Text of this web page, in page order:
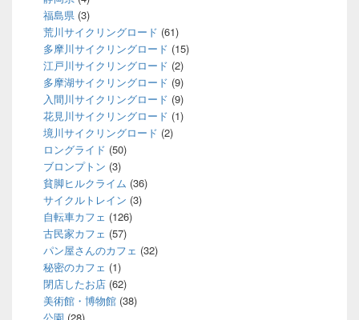
福島県 (3)
荒川サイクリングロード (61)
多摩川サイクリングロード (15)
江戸川サイクリングロード (2)
多摩湖サイクリングロード (9)
入間川サイクリングロード (9)
花見川サイクリングロード (1)
境川サイクリングロード (2)
ロングライド (50)
ブロンプトン (3)
貧脚ヒルクライム (36)
サイクルトレイン (3)
自転車カフェ (126)
古民家カフェ (57)
パン屋さんのカフェ (32)
秘密のカフェ (1)
閉店したお店 (62)
美術館・博物館 (38)